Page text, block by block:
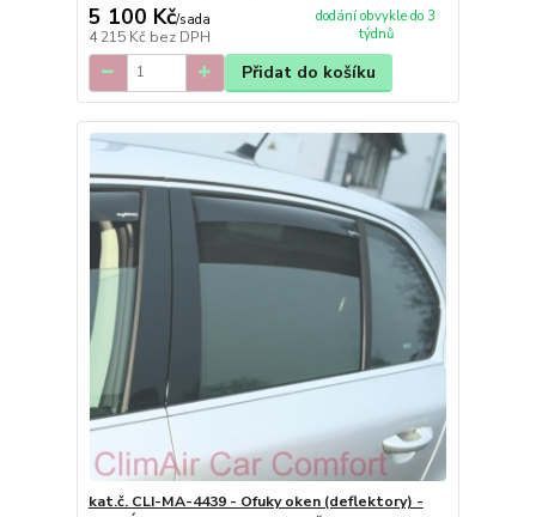
5 100 Kč/sada
4 215 Kč bez DPH
dodání obvykle do 3
týdnů
Přidat do košíku
kat.č. CLI-MA-4439 - Ofuky oken (deflektory) -